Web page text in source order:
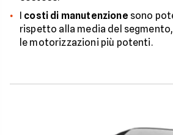
I costi di manutenzione sono
rispetto alla media del
le motorizzazioni più potenti.